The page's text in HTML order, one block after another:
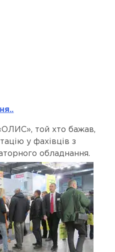
той хто бажав,
у фахівців з
обладнання.